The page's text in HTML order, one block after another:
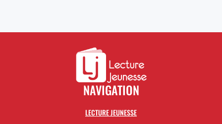
à
NAVIGATION
LECTURE JEUNESSE